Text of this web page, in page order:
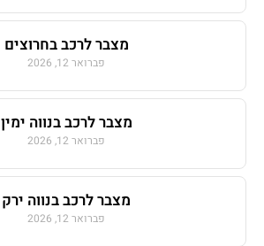
מצבר לרכב בחרוצים
פברואר 12, 2026
מצבר לרכב בנווה ימין
פברואר 12, 2026
מצבר לרכב בנווה ירק
פברואר 12, 2026